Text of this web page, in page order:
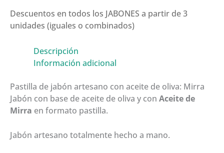
Descuentos en todos los JABONES a partir de 3
unidades (iguales o combinados)
Descripción
Información adicional
Pastilla de jabón artesano con aceite de oliva: Mirra
Jabón con base de aceite de oliva y con Aceite de
Mirra en formato pastilla.
Jabón artesano totalmente hecho a mano.